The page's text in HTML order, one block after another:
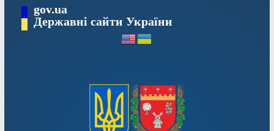
Перейтиgov.ua
Державні сайти України